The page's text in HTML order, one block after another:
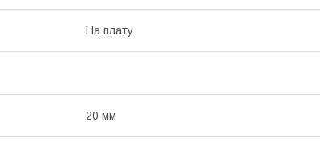
На плату
20 мм